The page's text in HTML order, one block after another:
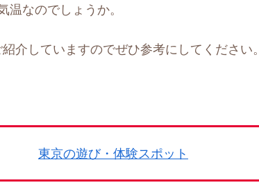
温なのでしょうか。
介していますのでぜひ参考にしてください。
東京の遊び・体験スポット